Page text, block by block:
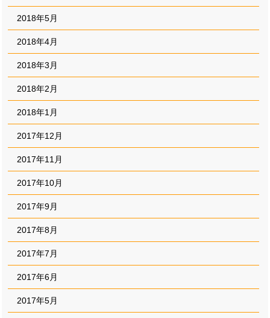
2018年5月
2018年4月
2018年3月
2018年2月
2018年1月
2017年12月
2017年11月
2017年10月
2017年9月
2017年8月
2017年7月
2017年6月
2017年5月